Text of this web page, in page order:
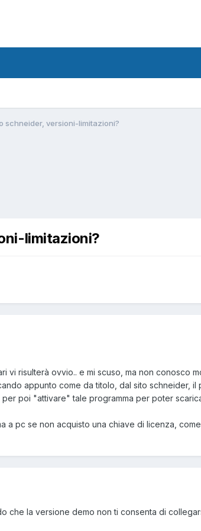
schneider, versioni-limitazioni?
limitazioni?
vi risulterà ovvio.. e mi scuso, ma non conosco
appunto come da titolo, dal sito schneider,
poi "attivare" tale programma per poter
a pc se non acquisto una chiave di licenza,
la versione demo non ti consenta di